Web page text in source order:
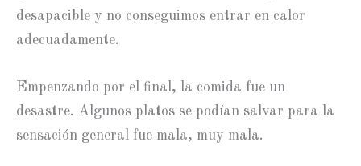
desapacible y no conseguimos entrar en calor
adecuadamente.
Empenzando por el final, la comida fue un
desastre. Algunos platos se podían salvar para la
sensación general fue mala, muy mala.